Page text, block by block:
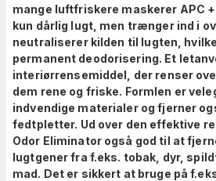
mange luftfriskere maskerer APC
kun dårlig lugt, men trænger ind i
neutraliserer kilden til lugten,
permanent deodorisering. Et
interiørrensemiddel, der renser
dem rene og friske. Formlen er
indvendige materialer og fjerner
fedtpletter. Ud over den effektive
Odor Eliminator også god til at
lugtgener fra f.eks. tobak, dyr,
mad. Det er sikkert at bruge på